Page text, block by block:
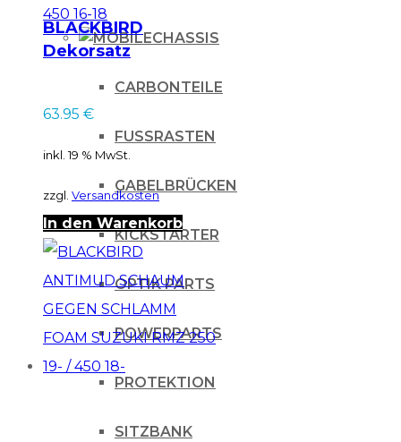
CHASSIS
CARBONTEILE
FUSSRASTEN
GABELBRÜCKEN
KICKSTARTER
OPTIK PARTS
POWERPARTS
PROTEKTION
SITZBANK
BLACKBIRD
Dekorsatz
4 Kawasaki KXF 450
16-18
63.95 €
inkl. 19 % MwSt.
zzgl. Versandkosten
In den Warenkorb